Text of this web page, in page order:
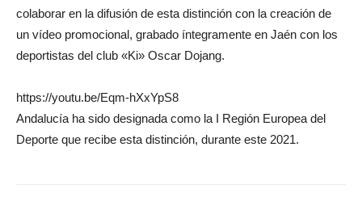
colaborar en la difusión de esta distinción con la creación de
un vídeo promocional, grabado íntegramente en Jaén con los
deportistas del club «Ki» Oscar Dojang.
https://youtu.be/Eqm-hXxYpS8
Andalucía ha sido designada como la I Región Europea del
Deporte que recibe esta distinción, durante este 2021.